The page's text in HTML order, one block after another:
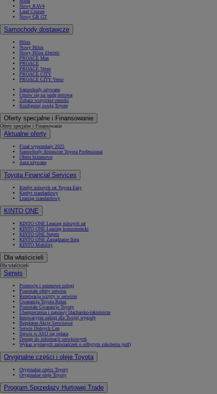
Nowy RAV4
Land Cruiser
Nowy GR GT
Samochody dostawcze
Hilux
Nowy Hilux
Nowy Hilux Electric
PROACE Max
PROACE
PROACE Verso
PROACE CITY
PROACE CITY Verso
Samochody używane
Umów się na jazdę testową
Zobacz wszystkie cenniki
Konfiguruj swoją Toyotę
Oferty specjalne i Finansowanie
Oferty specjalne i Finansowanie
Aktualne oferty
Finał wyprzedaży 2025
Samochody dostawcze Toyota Professional
Oferta biznesowa
Auta używane
Toyota Financial Services
Kredyt niższych rat Toyota Easy
Kredyt standardowy
Leasing standardowy
KINTO ONE
KINTO ONE Leasing niższych rat
KINTO ONE Leasing konsumencki
KINTO ONE Najem
KINTO ONE Zarządzanie flotą
KINTO Mobility
Dla właścicieli
Dla właścicieli
Serwis
Promocje i sezonowe usługi
Pozostałe oferty serwisu
Rezerwacja wizyty w serwisie
Gwarancja Toyota Relax
Pozostałe Gwarancje Toyoty
Ubezpieczenia i naprawy blacharsko-lakiernicze
Innowacyjne usługi dla Twojej wygody
Bezpłatne Akcje Serwisowe
Serwis Dobrych Cen
Serwis w ASO się opłaca
Dostęp do informacji serwisowych
Wykaz wydanych zaświadczeń o odbytym szkoleniu (pdf)
Oryginalne części i oleje Toyota
Oryginalne części Toyoty
Oryginalne oleje Toyoty
Program Sprzedaży Hurtowej Trade